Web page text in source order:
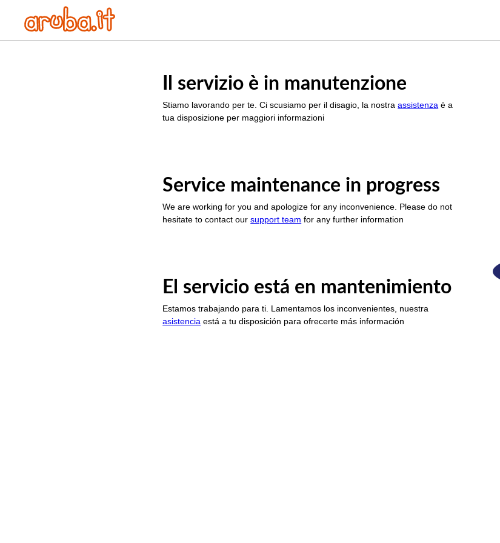
Il servizio è in manutenzione
Stiamo lavorando per te. Ci scusiamo per il disagio, la nostraassistenza è a
tua disposizione per maggiori informazioni
Service maintenance in progress
We are working for you and apologize for any inconvenience. Please do not
hesitate to contact oursupport team for any further information
El servicio está en mantenimiento
Estamos trabajando para ti. Lamentamos los inconvenientes, nuestra
asistencia está a tu disposición para ofrecerte más información